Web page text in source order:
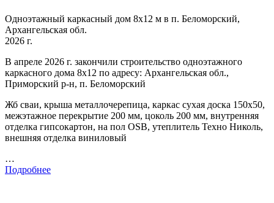
Одноэтажный каркасный дом 8х12 м в п. Беломорский,
Архангельская обл.
2026 г.
В апреле 2026 г. закончили строительство одноэтажного
каркасного дома 8х12 по адресу: Архангельская обл.,
Приморский р-н, п. Беломорский
Жб сваи, крыша металлочерепица, каркас сухая доска 150х50,
межэтажное перекрытие 200 мм, цоколь 200 мм, внутренняя
отделка гипсокартон, на пол OSB, утеплитель Техно Николь,
внешняя отделка виниловый
…
Подробнее